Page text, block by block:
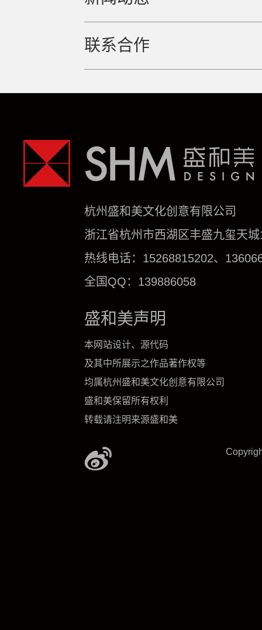
联系合作
杭州盛和美文化创意有限公司
浙江省杭州市西湖区丰盛九玺天
热线电话：15268815202、
全国QQ：139886058
盛和美声明
本网站设计、源代码
及其中所展示之作品著作权等
均属杭州盛和美文化创意有限公司
盛和美保留所有权利
转载请注明来源盛和美